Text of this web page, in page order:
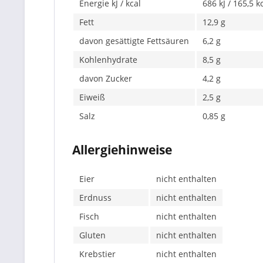
Energie kJ / kcal
686 kJ / 165,5
Fett
12,9 g
davon gesättigte Fettsäuren
6,2 g
Kohlenhydrate
8,5 g
davon Zucker
4,2 g
Eiweiß
2,5 g
Salz
0,85 g
Allergiehinweise
Eier
nicht enthalten
Erdnuss
nicht enthalten
Fisch
nicht enthalten
Gluten
nicht enthalten
Krebstier
nicht enthalten